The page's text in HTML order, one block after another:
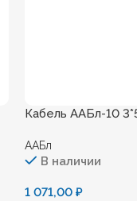
Кабель ААБл-10
ААБл
В наличии
1 071,00 ₽